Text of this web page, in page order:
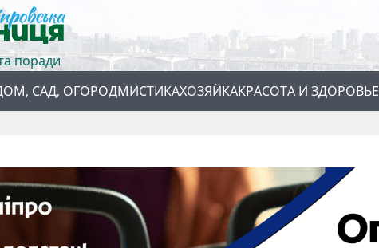
поради
САД, ОГОРОДМИСТИКАХОЗЯЙКАКРАСОТА И ЗДОРОВЬЕ